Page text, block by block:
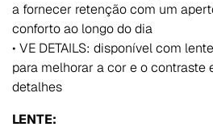
a fornecer retenção com um
conforto ao longo do dia
• VE DETAILS: disponível com
para melhorar a cor e o contraste
detalhes
LENTE: